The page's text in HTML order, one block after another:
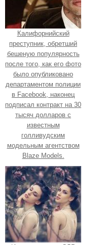
Калифорнийский
преступник, обретший
бешеную популярность
после того, как его фото
было опубликовано
департаментом полиции
в Facebook, наконец
подписал контракт на 30
тысяч долларов с
известным
голливудским
модельным агентством
Blaze Models.